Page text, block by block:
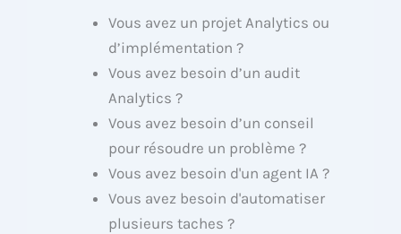
Vous avez un projet Analytics ou
d’implémentation ?
Vous avez besoin d’un audit
Analytics ?
Vous avez besoin d’un conseil
pour résoudre un problème ?
Vous avez besoin d'un agent IA ?
Vous avez besoin d'automatiser
plusieurs taches ?